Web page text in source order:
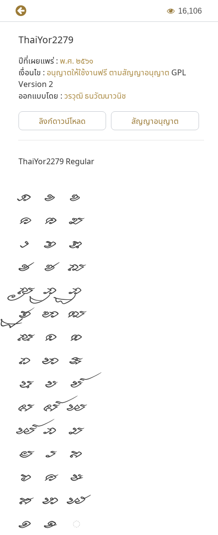
16,106
ThaiYor2279
ปีที่เผยแพร่ : พ.ศ. ๒๕๖๑
เงื่อนไข : อนุญาตให้ใช้งานฟรี ตามสัญญาอนุญาต GPL
Version 2
ออกแบบโดย : วรวุฒิ ธนวัฒนาวนิช
ลิงก์ดาวน์โหลด สัญญาอนุญาต
ThaiYor2279 Regular
ก ข
ฃ
ค
ฅ
ฆ
ง
จ
ฉ
ช
ซ
ฌ
ญ
ฎ
ฏ
ฐ ฑ ฒ
ณ
ด
ต
ถ
ท ธ
น
บ
ป
ผ ฝ พ
ฟ ภ
ม
ย
ร
ล
ว
ศ
ษ
ส ห ฬ
อ
ฮ
ฯ